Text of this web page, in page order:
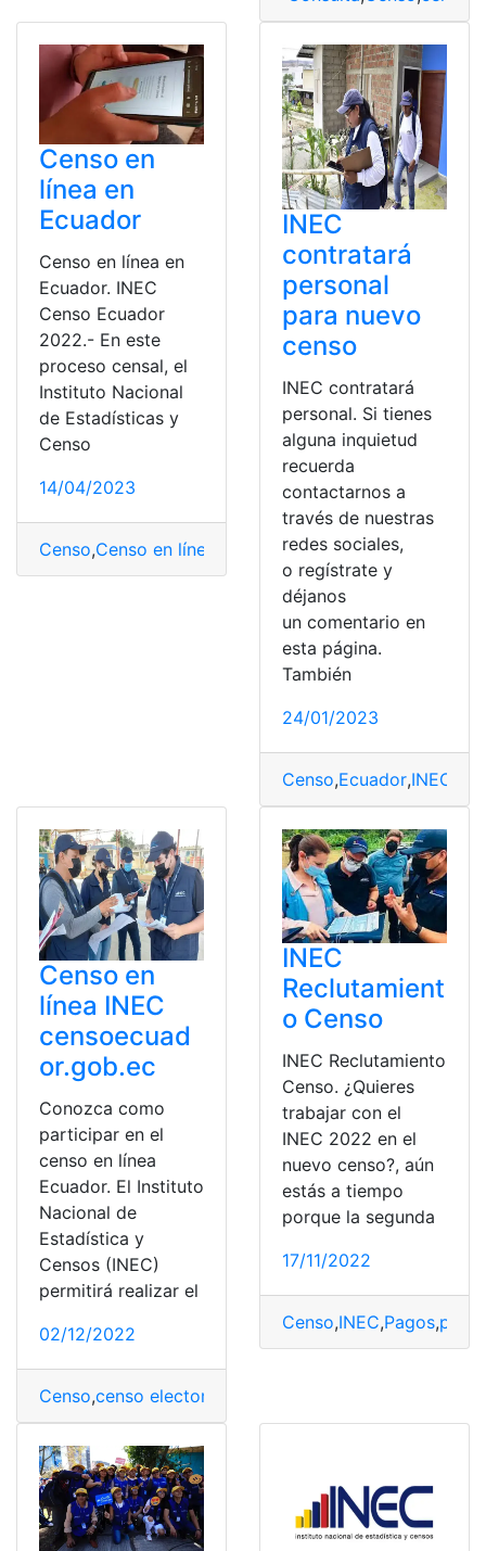
Censo en
línea en
Ecuador
Censo en línea en
Ecuador. INEC
Censo Ecuador
2022.- En este
proceso censal, el
Instituto Nacional
de Estadísticas y
Censo
14/04/2023
Censo,Censo en línea Ecuador,Requisitos,ubicación
INEC
contratará
personal
para nuevo
censo
INEC contratará
personal. Si tienes
alguna inquietud
recuerda
contactarnos a
través de nuestras
redes sociales,
o regístrate y
déjanos
un comentario en
esta página.
También
24/01/2023
Censo,Ecuador,INEC
Censo en
línea INEC
censoecuad
or.gob.ec
Conozca como
participar en el
censo en línea
Ecuador. El Instituto
Nacional de
Estadística y
Censos (INEC)
permitirá realizar el
02/12/2022
Censo,censo electoral
INEC
Reclutamient
o Censo
INEC Reclutamiento
Censo. ¿Quieres
trabajar con el
INEC 2022 en el
nuevo censo?, aún
estás a tiempo
porque la segunda
17/11/2022
Censo,INEC,Pagos,